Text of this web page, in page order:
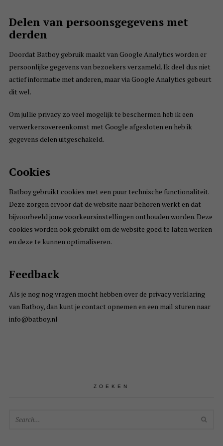
Delen van persoonsgegevens met
derden
Doordat Batboy gebruik maakt van Google Analytics worden er
persoonlijke gegevens van bezoekers verzameld. Ik deel dus niet
actief informatie met anderen, maar via Google Analytics gebeurt
dit wel.
Om jullie privacy zo veel mogelijk te beschermen heb ik een
verwerkersovereenkomst met Google afgesloten en heb ik
gegevens delen uitgeschakeld.
Cookies
Batboy gebruikt cookies met een puur technische functionaliteit.
Deze zorgen ervoor dat de website naar behoren werkt en dat
bijvoorbeeld jouw voorkeursinstellingen onthouden worden. Deze
cookies worden ook gebruikt om de website goed te laten werken
en deze te kunnen optimaliseren.
Feedback
Als je nog nog vragen mocht hebben over de privacy verklaring
van Batboy, dan kunt je contact opnemen en een mail sturen naar
info@batboy.nl
ZOEKEN